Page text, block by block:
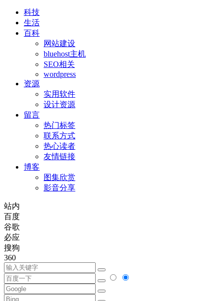
科技
生活
百科
网站建设
bluehost主机
SEO相关
wordpress
资源
实用软件
设计资源
留言
热门标签
联系方式
热心读者
友情链接
博客
图集欣赏
影音分享
站内
百度
谷歌
必应
搜狗
360